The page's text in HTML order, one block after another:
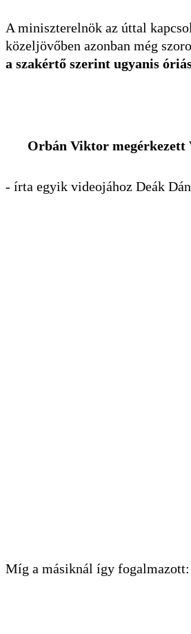
A miniszterelnök az úttal
közeljövőben azonban még
a szakértő szerint ugyanis
Orbán Viktor megérkezett
- írta egyik videojához Deák
Míg a másiknál így fogalmazott: